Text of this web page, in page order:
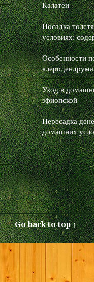
Калатеи
Посадка
условиях:
Особенности
Уход в
эфиопской
Пересадка
домашних
Go back to top ↑